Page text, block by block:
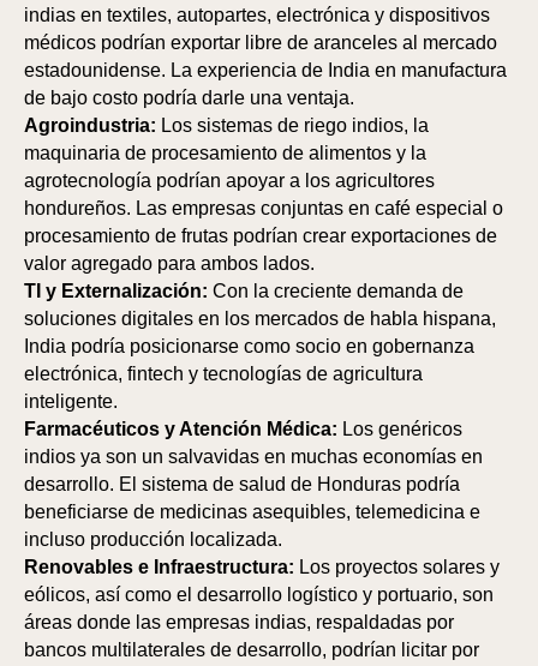
indias en textiles, autopartes, electrónica y dispositivos
médicos podrían exportar libre de aranceles al mercado
estadounidense. La experiencia de India en manufactura
de bajo costo podría darle una ventaja.
Agroindustria: Los sistemas de riego indios, la
maquinaria de procesamiento de alimentos y la
agrotecnología podrían apoyar a los agricultores
hondureños. Las empresas conjuntas en café especial o
procesamiento de frutas podrían crear exportaciones de
valor agregado para ambos lados.
TI y Externalización: Con la creciente demanda de
soluciones digitales en los mercados de habla hispana,
India podría posicionarse como socio en gobernanza
electrónica, fintech y tecnologías de agricultura
inteligente.
Farmacéuticos y Atención Médica: Los genéricos
indios ya son un salvavidas en muchas economías en
desarrollo. El sistema de salud de Honduras podría
beneficiarse de medicinas asequibles, telemedicina e
incluso producción localizada.
Renovables e Infraestructura: Los proyectos solares y
eólicos, así como el desarrollo logístico y portuario, son
áreas donde las empresas indias, respaldadas por
bancos multilaterales de desarrollo, podrían licitar por